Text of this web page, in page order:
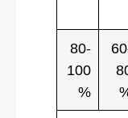
80-
100
%